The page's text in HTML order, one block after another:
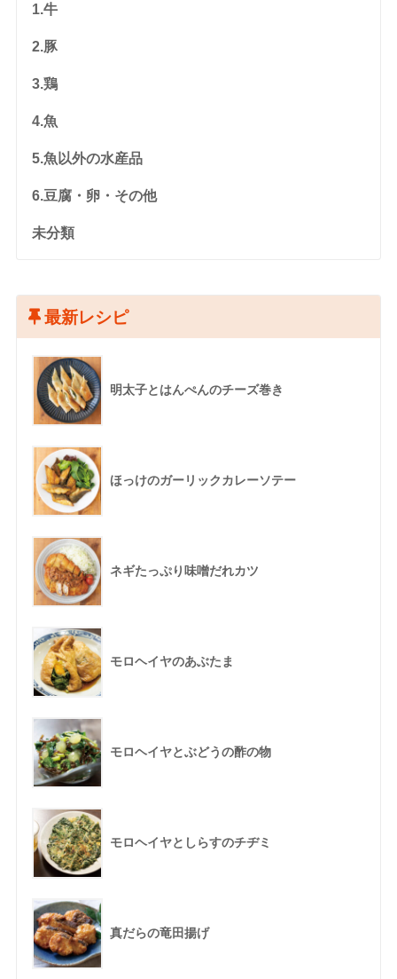
1.牛
2.豚
3.鶏
4.魚
5.魚以外の水産品
6.豆腐・卵・その他
未分類
最新レシピ
明太子とはんぺんのチーズ巻き
ほっけのガーリックカレーソテー
ネギたっぷり味噌だれカツ
モロヘイヤのあぶたま
モロヘイヤとぶどうの酢の物
モロヘイヤとしらすのチヂミ
真だらの竜田揚げ